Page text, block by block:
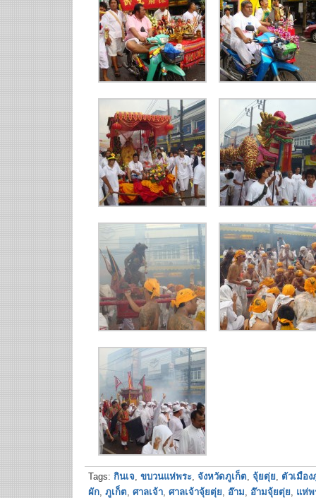
Tags: กินเจ, ขบวนแห่พระ, จังหวัดภูเก็ต, จุ้ยตุ่ย, ตัวเมือง
ผัก, ภูเก็ต, ศาลเจ้า, ศาลเจ้าจุ้ยตุ่ย, อ๊าม, อ๊ามจุ้ยตุ่ย, แห่พ